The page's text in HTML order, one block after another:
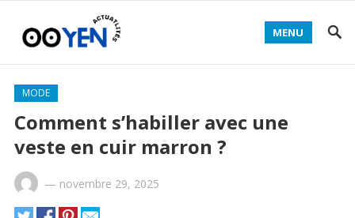
MENU
MODE
Comment s’habiller avec une
veste en cuir marron ?
— novembre 29, 2025